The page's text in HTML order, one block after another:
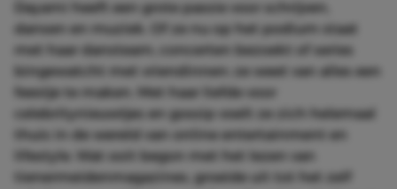
Dayami heeft een grote passie voor schrijven,
dansen en muziek. Of ze nu op het podium staat
met haar dansteam, concerten bezoekt of series
bingewatcht met vriendinnen: ze weet van alles een
feestje te maken. Met haar liefde voor
celebritynieuwtjes en gossip voelt ze zich helemaal
thuis in de wereld van online entertainment en
lifestyle. Wat ooit begon met het lezen van
tienermeidenmagazines, groeide uit tot het zelf